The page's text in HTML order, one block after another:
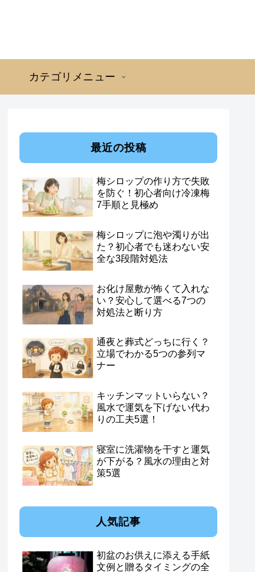
カテゴリメニュー
最近の投稿
梅シロップの作り方で失敗
を防ぐ！初心者向け冷凍梅
7手順と見極め
梅シロップに泡や濁りが出
た？初心者でも迷わない安
全な3段階対処法
お化け屋敷が怖くて入れな
い？安心して選べる7つの
対処法と断り方
通夜と葬式どっちに行く？
立場でわかる5つの参列マ
ナー
キッチンマットいらない？
風水で運気を下げない代わ
りの工夫5選！
寝室に洗濯物を干すと運気
が下がる？風水の理由と対
策5選
人気記事
初盆のお供えに添える手紙
文例と贈るタイミングの全